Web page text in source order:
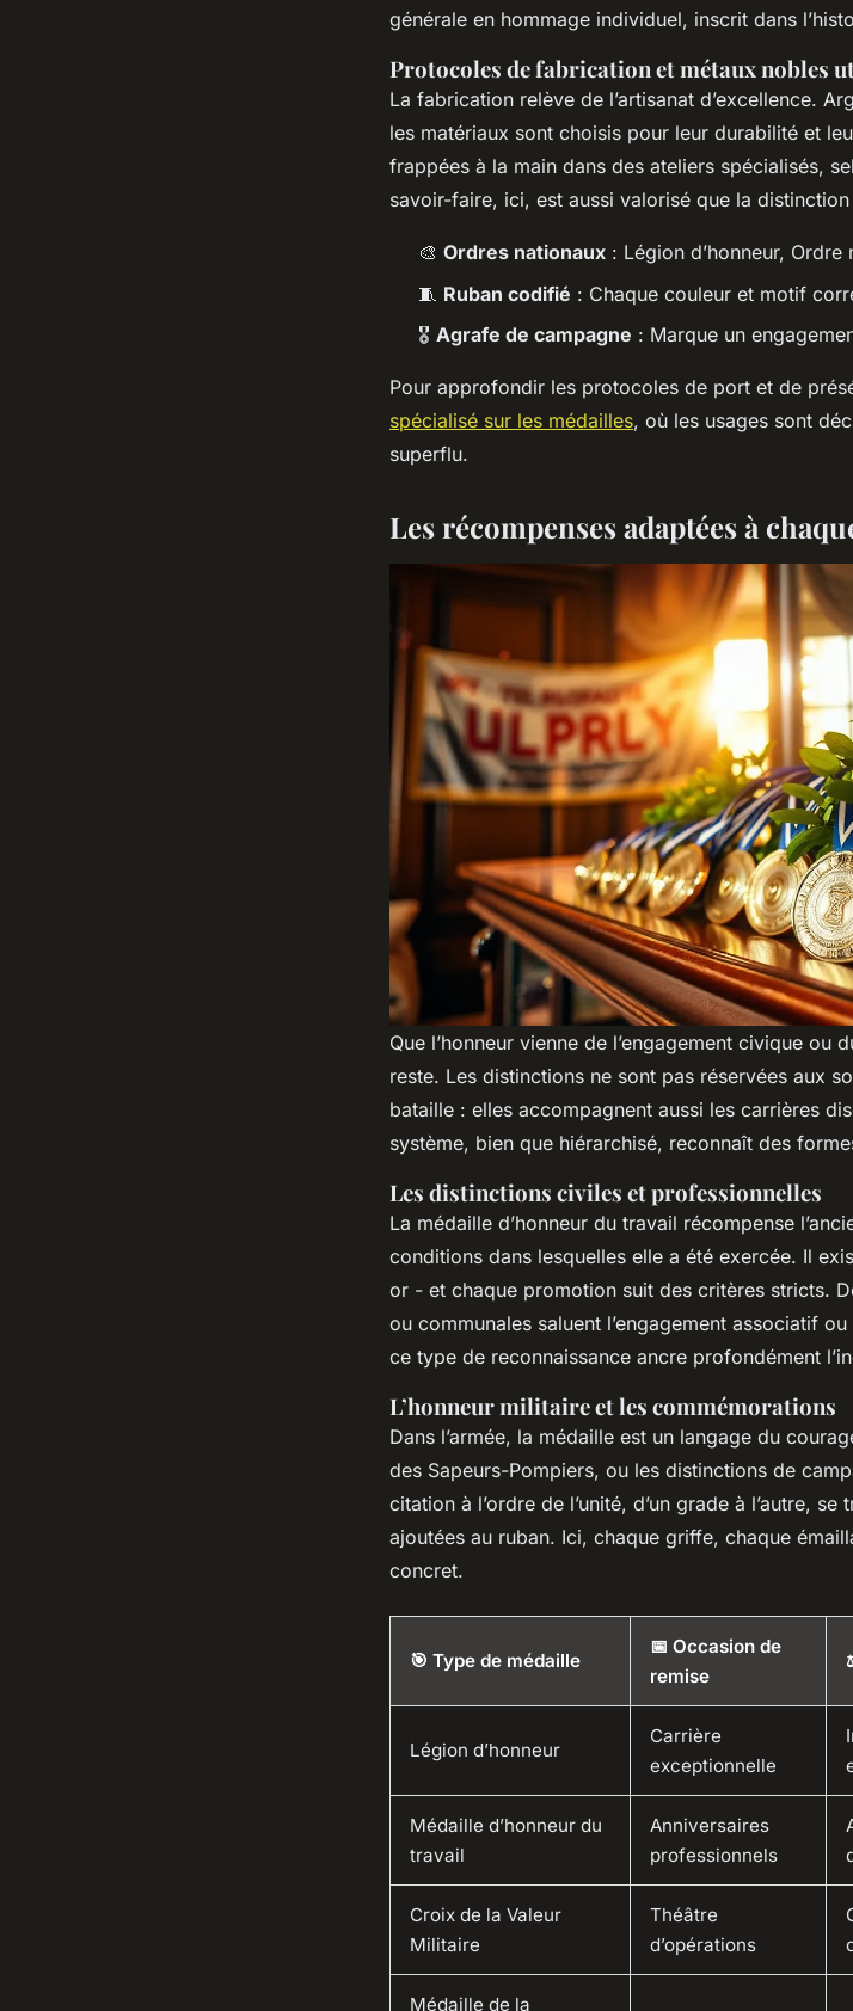
générale en hommage individuel, inscrit dans
Protocoles de fabrication et métaux nobles
La fabrication relève de l’artisanat d’excellence.
les matériaux sont choisis pour leur durabilité et
frappées à la main dans des ateliers spécialisés,
savoir-faire, ici, est aussi valorisé que la
🎨 Ordres nationaux : Légion d’honneur,
🧵 Ruban codifié : Chaque couleur et motif
🎖️ Agrafe de campagne : Marque un
Pour approfondir les protocoles de port et de
spécialisé sur les médailles, où les usages sont
superflu.
Les récompenses adaptées à
Que l’honneur vienne de l’engagement civique
reste. Les distinctions ne sont pas réservées aux
bataille : elles accompagnent aussi les carrières
système, bien que hiérarchisé, reconnaît des
Les distinctions civiles et professionnelles
La médaille d’honneur du travail récompense
conditions dans lesquelles elle a été exercée. Il
or - et chaque promotion suit des critères stricts.
ou communales saluent l’engagement associatif
ce type de reconnaissance ancre profondément
L’honneur militaire et les commémorations
Dans l’armée, la médaille est un langage du
des Sapeurs-Pompiers, ou les distinctions de
citation à l’ordre de l’unité, d’un grade à l’autre,
ajoutées au ruban. Ici, chaque griffe, chaque
concret.
🎯 Type de médaille
📅 Occasion de
remise
Légion d’honneur
Carrière
exceptionnelle
Médaille d’honneur du
travail
Anniversaires
professionnels
Croix de la Valeur
Militaire
Théâtre
d’opérations
Médaille de la